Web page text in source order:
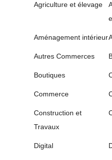
Agriculture et élevage
Aménagement intérieur
Autres Commerces
Boutiques
Commerce
Construction et
Travaux
Digital